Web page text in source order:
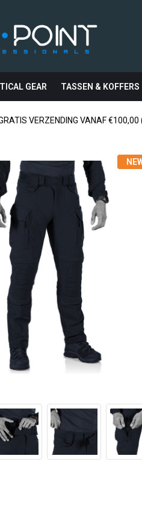
GEAR TASSEN & KOFFERS
VERZENDING VANAF €100,00